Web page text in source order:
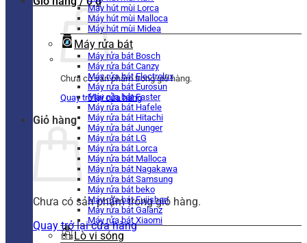
Chưa có sản phẩm trong giỏ hàng.
Quay trở lại cửa hàng
Giỏ hàng
Chưa có sản phẩm trong giỏ hàng.
Quay trở lại cửa hàng
Máy hút mùi Lorca
Máy hút mùi Malloca
Máy hút mùi Midea
Máy rửa bát
Máy rửa bát Bosch
Máy rửa bát Canzy
Máy rửa bát Electrolux
Máy rửa bát Eurosun
Máy rửa bát Faster
Máy rửa bát Hafele
Máy rửa bát Hitachi
Máy rửa bát Junger
Máy rửa bát LG
Máy rửa bát Lorca
Máy rửa bát Malloca
Máy rửa bát Nagakawa
Máy rửa bát Samsung
Máy rửa bát beko
Máy rửa bát Fujishan
Máy rửa bát Galanz
Máy rửa bát Xiaomi
Lò vi sóng